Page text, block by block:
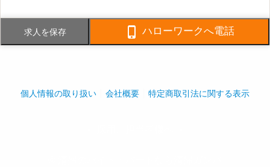
事業内容
○マンションの管理事業○ビル管理事
業○不動産管理事業○営繕工事業マン
社員数 企業全体:12,329人
求人を保存  ハローワークへ電話
個人情報の取り扱い 会社概要 特定商取引法に関する表示